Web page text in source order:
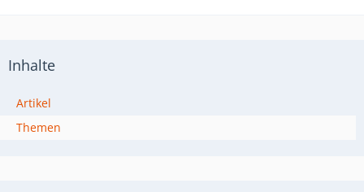
Inhalte
Artikel
Themen